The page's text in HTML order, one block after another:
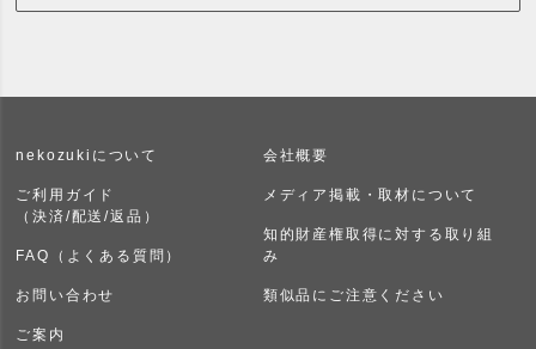
nekozukiについて
ご利用ガイド
（決済/配送/返品）
FAQ（よくある質問）
お問い合わせ
ご案内
会社概要
メディア掲載・取材について
知的財産権取得に対する取り組
み
類似品にご注意ください